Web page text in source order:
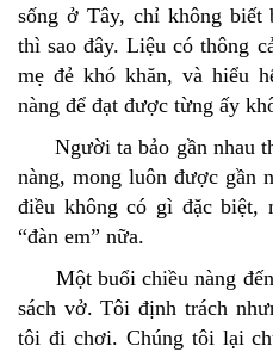
sống ở Tây, chỉ không biết
thì sao đây. Liệu có thông
mẹ đẻ khó khăn, và hiểu
nàng để đạt được từng ấy
Người ta bảo gần nhau
nàng, mong luôn được gần
điều không có gì đặc
“đàn em” nữa.
Một buổi chiều nàng đến
sách vở. Tôi định trách
tôi đi chơi. Chúng tôi lại